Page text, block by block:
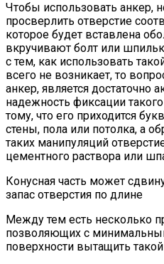
Чтобы использовать анкер,
просверлить отверстие
которое будет вставлена
вкручивают болт или
с тем, как использовать
всего не возникает, то
анкер, является достаточно
надежность фиксации
тому, что его приходится
стены, пола или потолка, а
таких манипуляций
цементного раствора или
Конусная часть может
запас отверстия по длине
Между тем есть несколько
позволяющих с
поверхности вытащить